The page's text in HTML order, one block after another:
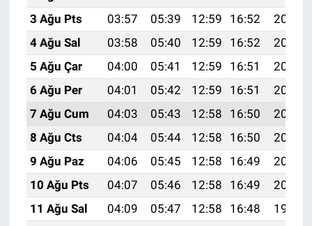
3 Ağu Pts
03:57 05:39 12:59 16:52
20:09
4 Ağu Sal
03:58 05:40 12:59 16:52
20:08
5 Ağu Çar
04:00 05:41 12:59 16:51
20:06
6 Ağu Per
04:01 05:42 12:59 16:51
20:05
7 Ağu Cum
04:03 05:43 12:58 16:50
20:04
8 Ağu Cts
04:04 05:44 12:58 16:50
20:03
9 Ağu Paz
04:06 05:45 12:58 16:49
20:02
10 Ağu Pts
04:07 05:46 12:58 16:49
20:00
11 Ağu Sal
04:09 05:47 12:58 16:48
19:59